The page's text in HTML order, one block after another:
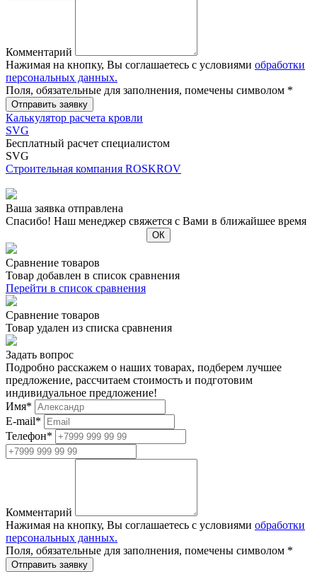
Комментарий
Нажимая на кнопку, Вы соглашаетесь с условиями обработки
персональных данных.
Поля, обязательные для заполнения, помечены символом *
Калькулятор расчета кровли
SVG
Бесплатный расчет специалистом
SVG
Строительная компания ROSKROV
Ваша заявка отправлена
Спасибо! Наш менеджер свяжется с Вами в ближайшее время
Сравнение товаров
Товар добавлен в список сравнения
Перейти в список сравнения
Сравнение товаров
Товар удален из списка сравнения
Задать вопрос
Подробно расскажем о наших товарах, подберем лучшее
предложение, рассчитаем стоимость и подготовим
индивидуальное предложение!
Имя*
E-mail*
Телефон*
Комментарий
Нажимая на кнопку, Вы соглашаетесь с условиями обработки
персональных данных.
Поля, обязательные для заполнения, помечены символом *